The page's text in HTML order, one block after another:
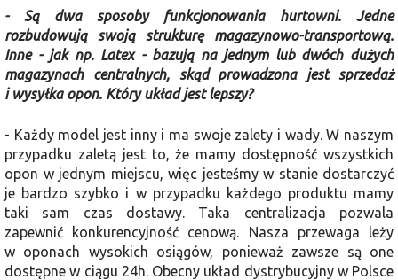
- Są dwa sposoby funkcjonowania hurtowni. Jedne
rozbudowują swoją strukturę magazynowo-transportową.
Inne - jak np. Latex - bazują na jednym lub dwóch dużych
magazynach centralnych, skąd prowadzona jest sprzedaż
i wysyłka opon. Który układ jest lepszy?
- Każdy model jest inny i ma swoje zalety i wady. W naszym
przypadku zaletą jest to, że mamy dostępność wszystkich
opon w jednym miejscu, więc jesteśmy w stanie dostarczyć
je bardzo szybko i w przypadku każdego produktu mamy
taki sam czas dostawy. Taka centralizacja pozwala
zapewnić konkurencyjność cenową. Nasza przewaga leży
w oponach wysokich osiągów, ponieważ zawsze są one
dostępne w ciągu 24h. Obecny układ dystrybucyjny w Polsce